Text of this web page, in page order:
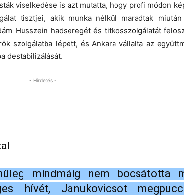
viselkedése is azt mutatta, hogy profi módon
tisztjei, akik munka nélkül maradtak
Husszein hadseregét és titkosszolgálatát
szolgálatba lépett, és Ankara vállalta az
destabilizálását.
- Hirdetés -
mindmáig nem bocsátotta
hívét, Janukovicsot